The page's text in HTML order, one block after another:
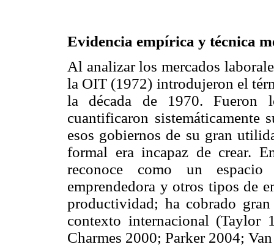
Evidencia empírica y técnica
Al analizar los mercados
la OIT (1972) introdujeron el
la década de 1970. Fueron
cuantificaron
esos gobiernos de su gran
formal era incapaz de crear.
reconoce como un
emprendedora y otros tipos de
productividad; ha cobrado
contexto internacional
Charmes 2000; Parker 2004;